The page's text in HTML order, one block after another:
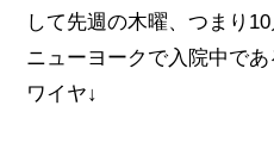
して先週の木曜、つまり
ニューヨークで入院中で
ワイヤ↓